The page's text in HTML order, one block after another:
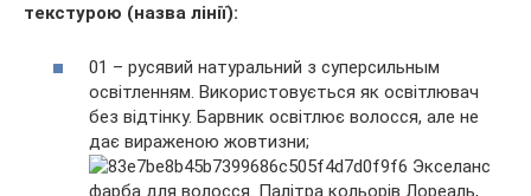
текстурою (назва лінії):
01 – русявий натуральний з суперсильным
освітленням. Використовується як освітлювач
без відтінку. Барвник освітлює волосся, але не
дає вираженою жовтизни;